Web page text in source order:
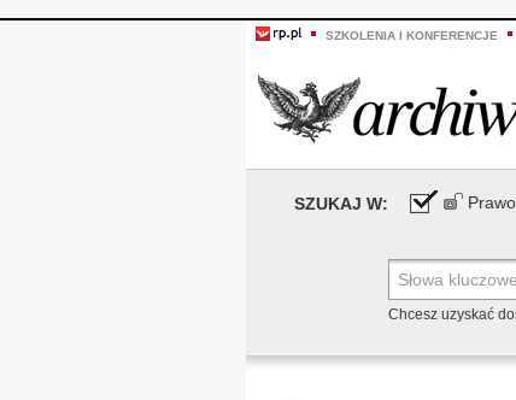
SZKOLENIA I KONFERENCJE
SZUKAJ W: Prawo
Chcesz uzyskać